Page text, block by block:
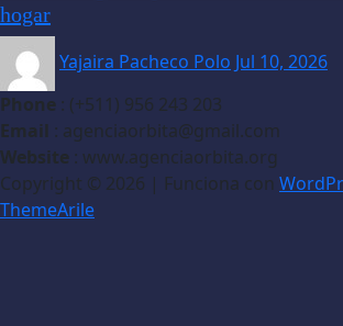
hogar
Yajaira Pacheco Polo Jul 10, 2026
Phone : (+511) 956 243 203
Email : agenciaorbita@gmail.com
Website : www.agenciaorbita.org
Copyright © 2026 | Funciona con
ThemeArile